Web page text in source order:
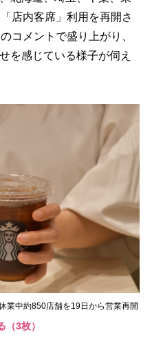
店内客席」利用を再開さ
コメントで盛り上がり、
を感じている様子が伺え
業中約850店舗を19日から営業再開
（3枚）